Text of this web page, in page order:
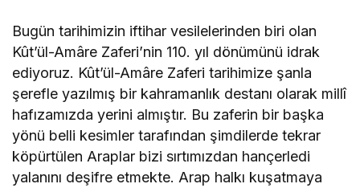
Bugün tarihimizin iftihar vesilelerinden biri olan
Kût’ül-Amâre Zaferi’nin 110. yıl dönümünü idrak
ediyoruz. Kût’ül-Amâre Zaferi tarihimize şanla
şerefle yazılmış bir kahramanlık destanı olarak millî
hafızamızda yerini almıştır. Bu zaferin bir başka
yönü belli kesimler tarafından şimdilerde tekrar
köpürtülen Araplar bizi sırtımızdan hançerledi
yalanını deşifre etmekte. Arap halkı kuşatmaya